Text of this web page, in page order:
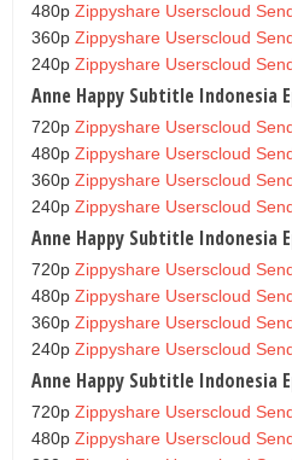
480p Zippyshare Userscloud
360p Zippyshare Userscloud
240p Zippyshare Userscloud
Anne Happy Subtitle Indonesia
720p Zippyshare Userscloud
480p Zippyshare Userscloud
360p Zippyshare Userscloud
240p Zippyshare Userscloud
Anne Happy Subtitle Indonesia
720p Zippyshare Userscloud
480p Zippyshare Userscloud
360p Zippyshare Userscloud
240p Zippyshare Userscloud
Anne Happy Subtitle Indonesia
720p Zippyshare Userscloud
480p Zippyshare Userscloud